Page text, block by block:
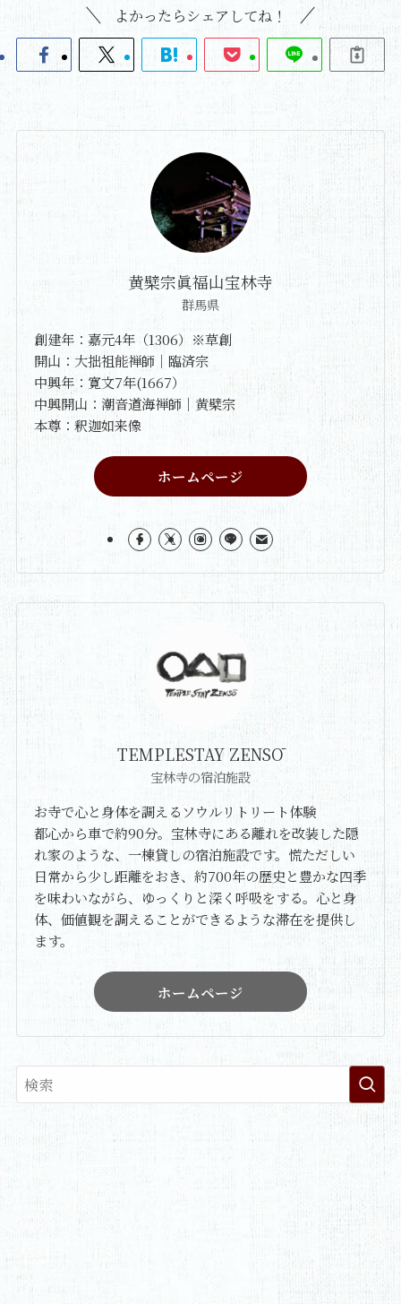
よかったらシェアしてね！
黄檗宗眞福山宝林寺
群馬県
創建年：嘉元4年（1306）※草創
開山：大拙祖能禅師｜臨済宗
中興年：寛文7年(1667）
中興開山：潮音道海禅師｜黄檗宗
本尊：釈迦如来像
ホームページ
TEMPLESTAY ZENSŌ
宝林寺の宿泊施設
お寺で心と身体を調えるソウルリトリート体験
都心から車で約90分。宝林寺にある離れを改装した隠
れ家のような、一棟貸しの宿泊施設です。慌ただしい
日常から少し距離をおき、約700年の歴史と豊かな四季
を味わいながら、ゆっくりと深く呼吸をする。心と身
体、価値観を調えることができるような滞在を提供し
ます。
ホームページ